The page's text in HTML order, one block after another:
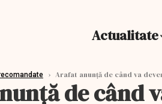
Actualitate
› Arafat anunță de când va
de când